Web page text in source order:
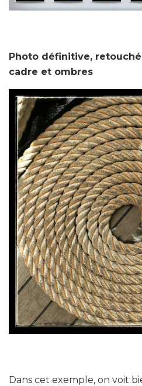
Photo définitive,
cadre et ombres
Dans cet exemple, on voit